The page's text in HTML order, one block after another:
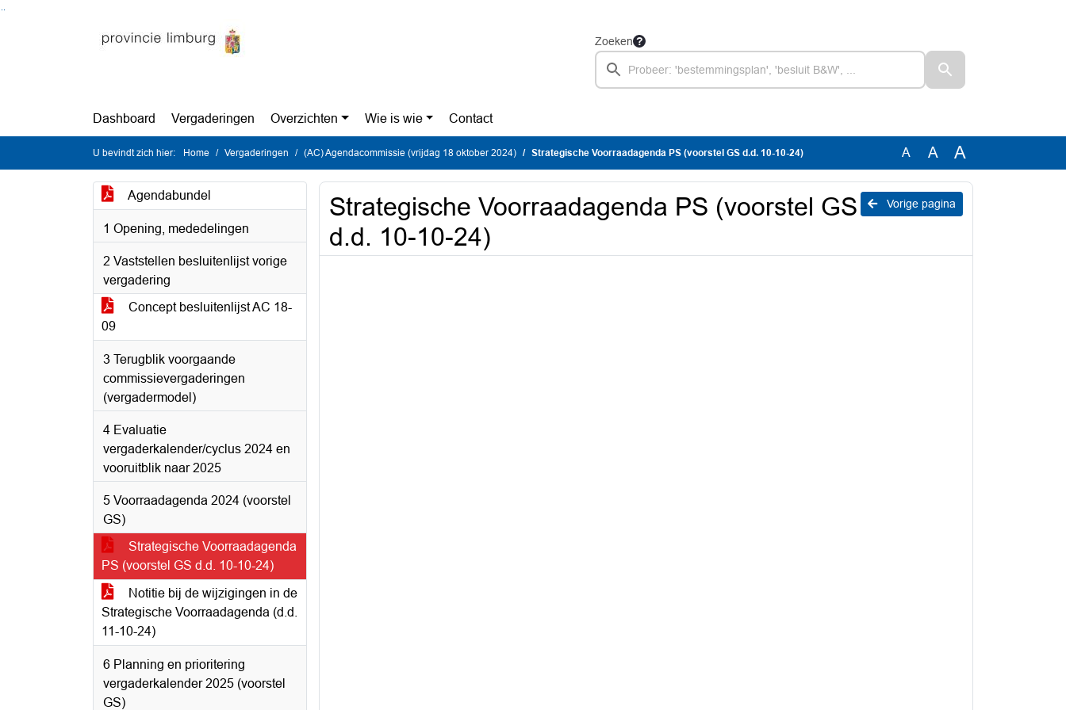
Zoeken
Dashboard Vergaderingen Overzichten Wie is wie Contact
U bevindt zich hier: Home Vergaderingen (AC) Agendacommissie (vrijdag 18 oktober 2024) Strategische Voorraadagenda PS (voorstel GS d.d. 10-10-24) A A A
Agendabundel
1 Opening, mededelingen
2 Vaststellen besluitenlijst vorige
vergadering
Concept besluitenlijst AC 18-
09
3 Terugblik voorgaande
commissievergaderingen
(vergadermodel)
4 Evaluatie
vergaderkalender/cyclus 2024 en
vooruitblik naar 2025
5 Voorraadagenda 2024 (voorstel
GS)
Strategische Voorraadagenda
PS (voorstel GS d.d. 10-10-24)
Notitie bij de wijzigingen in de
Strategische Voorraadagenda (d.d.
11-10-24)
6 Planning en prioritering
vergaderkalender 2025 (voorstel
GS)
Vorige pagina
Strategische Voorraadagenda PS (voorstel GS
d.d. 10-10-24)